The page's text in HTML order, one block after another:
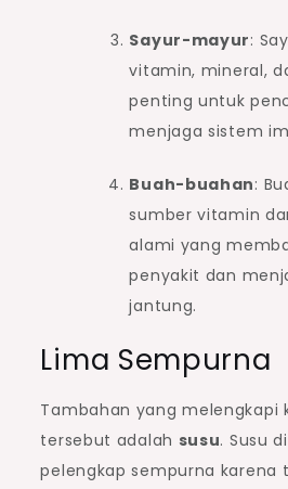
Sayur-mayur:
vitamin, mineral,
penting untuk
menjaga sistem
Buah-buahan:
sumber vitamin
alami yang
penyakit dan
jantung.
Lima Sempurna
Tambahan yang melengkapi
tersebut adalah susu. Susu
pelengkap sempurna karena